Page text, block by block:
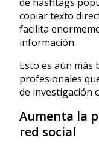
copiar texto
facilita
información.
Esto es aún más
profesionales
de investigación
Aumenta la
red social